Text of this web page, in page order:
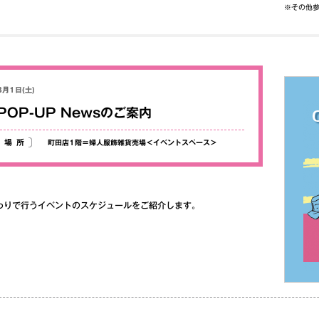
※その他
月1日(土)
UP Newsのご案内
場所 町田店1階＝婦人服飾雑貨売場＜イベントスペース＞
りで行うイベントのスケジュールをご紹介します。